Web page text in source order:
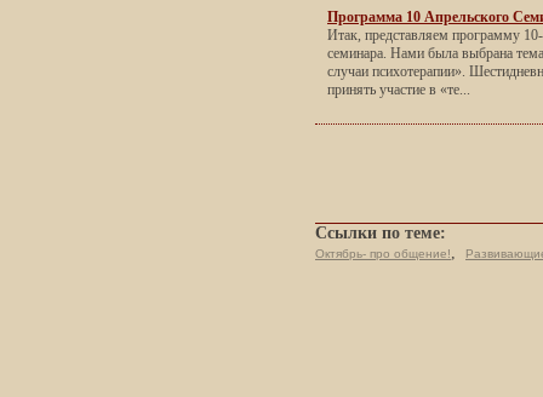
Программа 10 Апрельского
Итак, представляем программу
семинара. Нами была выбрана
случаи психотерапии».
принять участие в «те...
Ссылки по теме:
Октябрь- про общение!,